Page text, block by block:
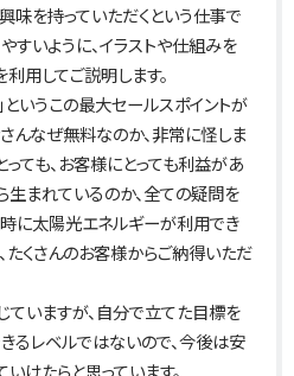
を持っていただくという仕事で
すいように、イラストや仕組みを
用してご説明します。
というこの最大セールスポイントが
んなぜ無料なのか、非常に怪しま
っても、お客様にとっても利益があ
生まれているのか、全ての疑問を
に太陽光エネルギーが利用でき
たくさんのお客様からご納得いただ
いますが、自分で立てた目標を
るレベルではないので、今後は安
けたらと思っています。